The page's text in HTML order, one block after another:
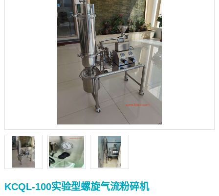
KCQL-100实验型螺旋气流粉碎机